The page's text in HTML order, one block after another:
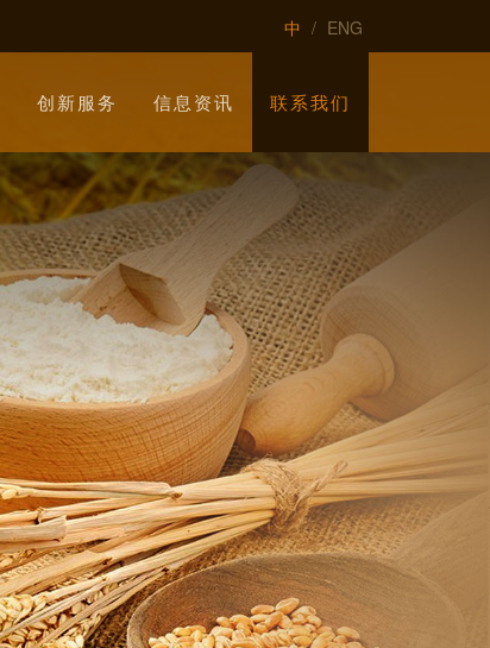
中 / ENG
创新服务 信息资讯 联系我们